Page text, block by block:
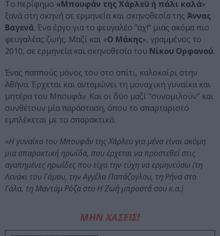
Το περίφημο «Μπουφάν της Χάρλεϋ ή πάλι καλά»
ξανά στη σκηνή σε ερμηνεία και σκηνοθεσία της Άννας
Βαγενά. Ένα έργο για το φευγαλέο “αχ!” μιας ακόμα πιο
φευγαλέας ζωής. Μαζί και «Ο Μάκης», γραμμένος το
2010, σε ερμηνεία και σκηνοθεσία του Νίκου Ορφανού.
Ένας παππούς μόνος του στο σπίτι, καλοκαίρι στην
Αθήνα. Έρχεται και ανταμώνει τη μοναχική γυναίκα και
μητέρα του Μπουφάν. Και οι δύο μαζί “συνομιλούν” και
συνθέτουν μία παράσταση, όπου το σπαρταριστό
εμπλέκεται με το σπαρακτικό.
«Η γυναίκα τoυ Μπουφάν της Χάρλεϋ για μένα είναι ακόμη
μια σπαρακτική ηρωίδα, που έρχεται να προστεθεί στις
αγαπημένες ηρωίδες που είχα την τύχη να ερμηνεύσω (τη
Λενάκι του Γάμου, την Αγγέλα Παπάζογλου, τη Ρήνα στο
Γάλα, τη Μαντάμ Ρόζα στο Η Ζωή μπροστά σου κ.α.)
ΜΗΝ ΧΑΣΕΙΣ!